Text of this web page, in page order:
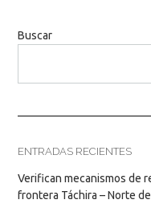
Buscar
ENTRADAS RECIENTES
Verifican mecanismos de
frontera Táchira – Norte